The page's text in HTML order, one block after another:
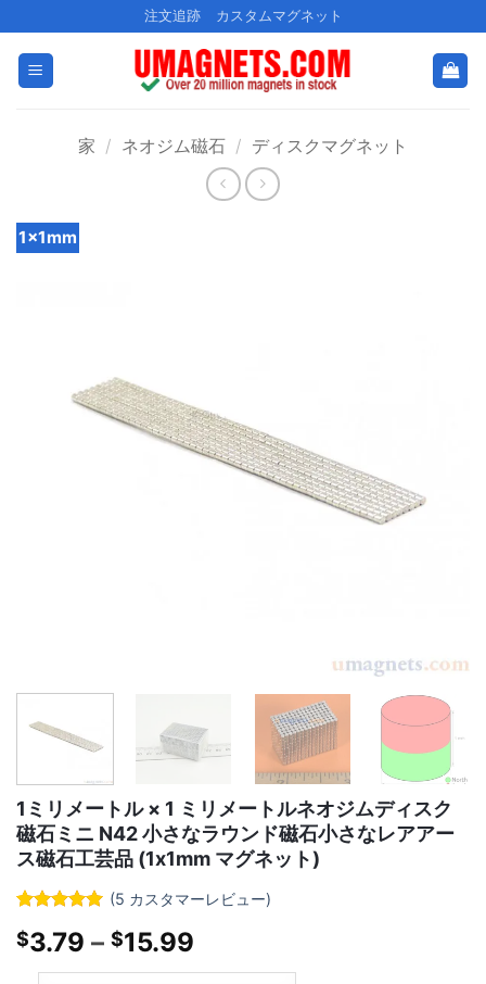
ン
注文追跡 カスタムマグネット
家 / ネオジム磁石 / ディスクマグネット
1×1mm
1ミリメートル × 1 ミリメートルネオジムディスク
磁石ミニ N42 小さなラウンド磁石小さなレアアー
ス磁石工芸品 (1x1mm マグネット)
5 に基づく
(5 カスタマーレビュー)
$3.79 – $15.99
格